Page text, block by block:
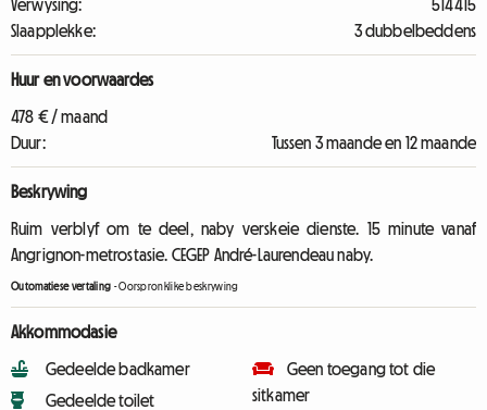
Verwysing:
514415
Slaapplekke:
3 dubbelbeddens
Huur en voorwaardes
478 € / maand
Duur:
Tussen 3 maande en 12 maande
Beskrywing
Ruim verblyf om te deel, naby verskeie dienste. 15 minute vanaf
Angrignon-metrostasie. CEGEP André-Laurendeau naby.
Outomatiese vertaling -Oorspronklike beskrywing
Akkommodasie
Gedeelde badkamer
Gedeelde toilet
Geen toegang tot die
sitkamer